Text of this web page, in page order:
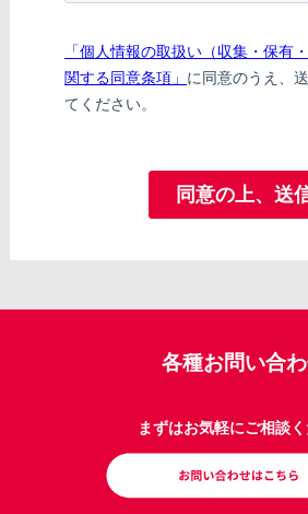
各種お問い合
まずはお気軽にご相談